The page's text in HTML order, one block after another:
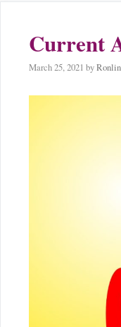
Current
March 25, 2021 by